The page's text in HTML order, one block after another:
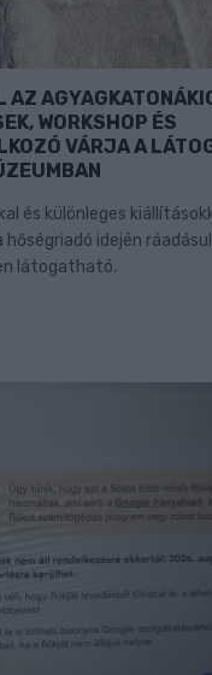
AZ
WORKSHOP ÉS
VÁRJA A
és különleges
idején
látogatható.